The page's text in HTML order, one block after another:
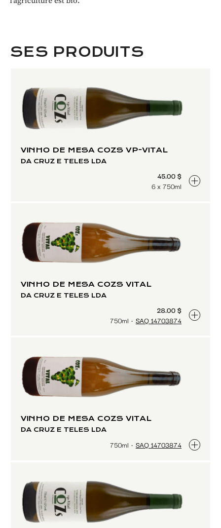
SES PRODUITS
VINHO DE MESA COZS VP-VITAL
DA CRUZ E TELES LDA
45.00 $
6 x 750ml
VINHO DE MESA COZS VITAL
DA CRUZ E TELES LDA
28.00 $
750ml
SAQ 14703874
VINHO DE MESA COZS VITAL
DA CRUZ E TELES LDA
750ml SAQ 14703874